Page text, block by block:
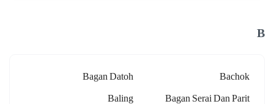
B
Bachok
Bagan Datoh
Bagan Serai Dan Parit
Baling